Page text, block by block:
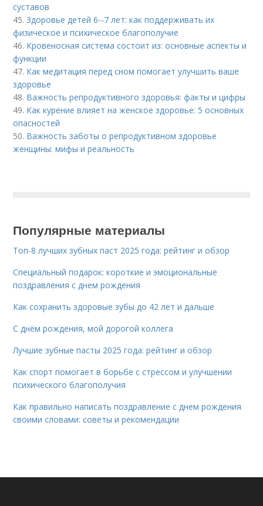
суставов
45.Здоровье детей 6--7 лет: как поддерживать их
физическое и психическое благополучие
46. Кровеносная система состоит из: основные аспекты и
функции
47. Как медитация перед сном помогает улучшить ваше
здоровье
48. Важность репродуктивного здоровья: факты и цифры
49. Как курение влияет на женское здоровье: 5 основных
опасностей
50. Важность заботы о репродуктивном здоровье
женщины: мифы и реальность
Популярные материалы
Топ-8 лучших зубных паст 2025 года: рейтинг и обзор
Специальный подарок: короткие и эмоциональные
поздравления с днем рождения
Как сохранить здоровые зубы до 42 лет и дальше
С днём рождения, мой дорогой коллега
Лучшие зубные пасты 2025 года: рейтинг и обзор
Как спорт помогает в борьбе с стрессом и улучшении
психического благополучия
Как правильно написать поздравление с днем рождения
своими словами: советы и рекомендации